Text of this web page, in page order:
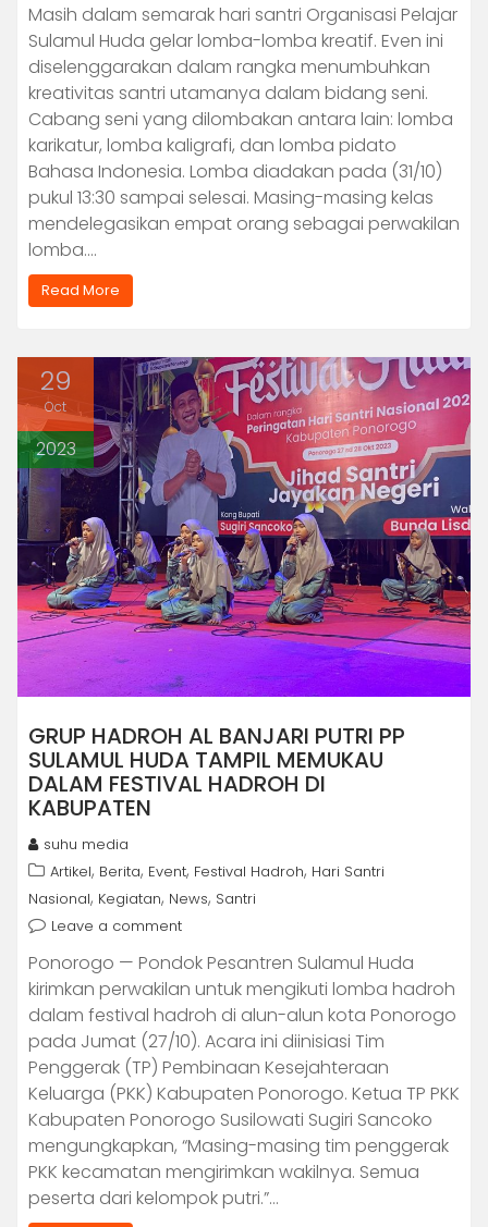
Masih dalam semarak hari santri Organisasi Pelajar
Sulamul Huda gelar lomba-lomba kreatif. Even ini
diselenggarakan dalam rangka menumbuhkan
kreativitas santri utamanya dalam bidang seni.
Cabang seni yang dilombakan antara lain: lomba
karikatur, lomba kaligrafi, dan lomba pidato
Bahasa Indonesia. Lomba diadakan pada (31/10)
pukul 13:30 sampai selesai. Masing-masing kelas
mendelegasikan empat orang sebagai perwakilan
lomba.…
Read More
29
Oct
2023
GRUP HADROH AL BANJARI PUTRI PP
SULAMUL HUDA TAMPIL MEMUKAU
DALAM FESTIVAL HADROH DI
KABUPATEN
suhu media
Artikel, Berita, Event, Festival Hadroh, Hari Santri
Nasional, Kegiatan, News, Santri
Leave a comment
Ponorogo — Pondok Pesantren Sulamul Huda
kirimkan perwakilan untuk mengikuti lomba hadroh
dalam festival hadroh di alun-alun kota Ponorogo
pada Jumat (27/10). Acara ini diinisiasi Tim
Penggerak (TP) Pembinaan Kesejahteraan
Keluarga (PKK) Kabupaten Ponorogo. Ketua TP PKK
Kabupaten Ponorogo Susilowati Sugiri Sancoko
mengungkapkan, “Masing-masing tim penggerak
PKK kecamatan mengirimkan wakilnya. Semua
peserta dari kelompok putri.”…